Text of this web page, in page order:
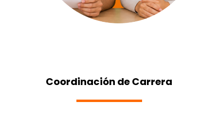
Coordinación de Carrera